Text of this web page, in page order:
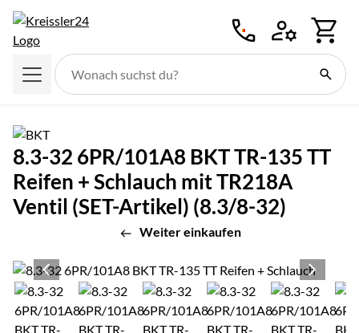
8.3-32 6PR/101A8 BKT TR-135 TT
Reifen + Schlauch mit TR218A
Ventil (SET-Artikel) (8.3/8-32)
Weiter einkaufen
Produktgalerie
Zur Kaufbox springen